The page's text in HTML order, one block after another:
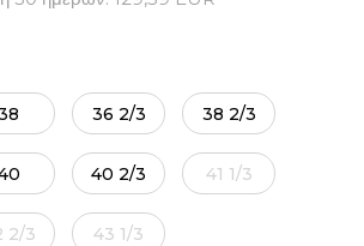
36 2/3 38 2/3
40 2/3 41 1/3
2/3 43 1/3